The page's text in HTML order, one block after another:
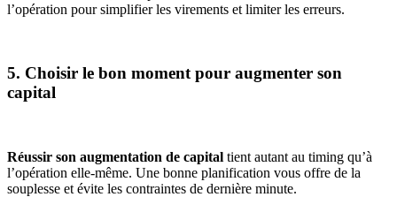
l’opération pour simplifier les virements et limiter les erreurs.
5. Choisir le bon moment pour augmenter son
capital
Réussir son augmentation de capital tient autant au timing qu’à
l’opération elle-même. Une bonne planification vous offre de la
souplesse et évite les contraintes de dernière minute.